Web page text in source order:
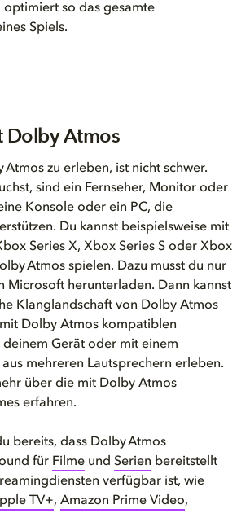
optimiert so das gesamte
Spiels.
Dolby Atmos
Atmos zu erleben, ist nicht schwer.
sind ein Fernseher, Monitor oder
Konsole oder ein PC, die
Du kannst beispielsweise mit
Series X, Xbox Series S oder Xbox
Atmos spielen. Dazu musst du nur
Microsoft herunterladen. Dann kannst
Klanglandschaft von Dolby Atmos
Dolby Atmos kompatiblen
deinem Gerät oder mit einem
mehreren Lautsprechern erleben.
über die mit Dolby Atmos
erfahren.
bereits, dass Dolby Atmos
für Filme und Serien bereitstellt
verfügbar ist, wie
TV+, Amazon Prime Video,